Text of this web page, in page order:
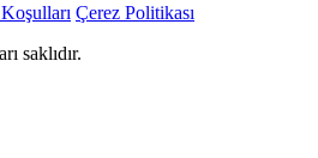
Çerez Politikası
saklıdır.